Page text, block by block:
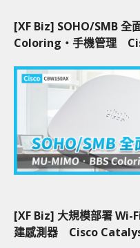
[XF Biz] SOHO/SMB
Coloring‧手機管理
[XF Biz] 大規模部署
建感測器 Cisco